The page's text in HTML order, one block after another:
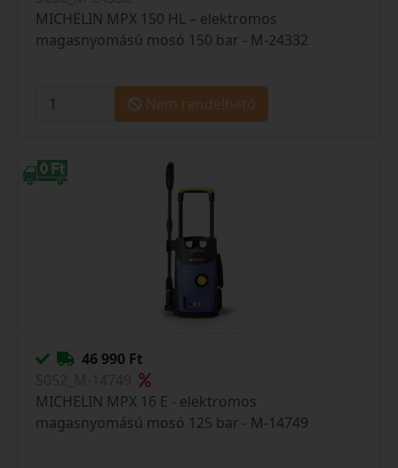
MICHELIN MPX 150 HL – elektromos
magasnyomású mosó 150 bar - M-24332
Nem rendelhető
46 990 Ft
MICHELIN MPX 16 E - elektromos
magasnyomású mosó 125 bar - M-14749